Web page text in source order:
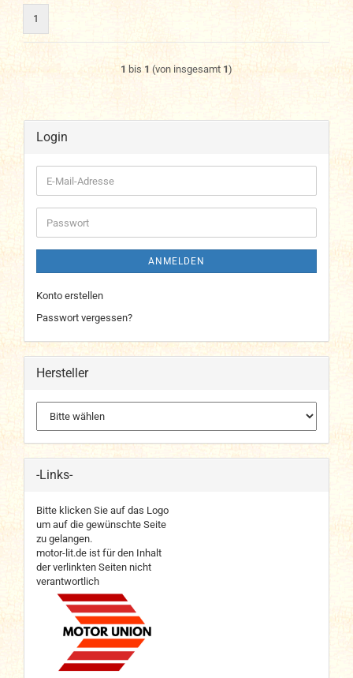
1
1 bis1 (von insgesamt 1)
Login
E-
Mail-
Adresse
Passwort
ANMELDEN
Konto erstellen
Passwort vergessen?
Hersteller
-Links-
Bitte klicken Sie auf das Logo
um auf die gewünschte Seite
zu gelangen.
motor-lit.de ist für den Inhalt
der verlinkten Seiten nicht
verantwortlich